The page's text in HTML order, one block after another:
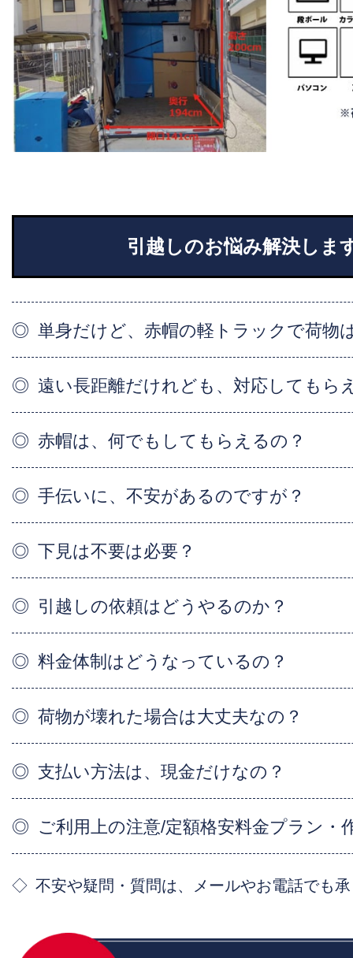
引越しのお悩み解決しま
単身だけど、赤帽の軽トラックで荷物
遠い長距離だけれども、対応してもら
赤帽は、何でもしてもらえるの？
手伝いに、不安があるのですが？
下見は不要は必要？
引越しの依頼はどうやるのか？
料金体制はどうなっているの？
荷物が壊れた場合は大丈夫なの？
支払い方法は、現金だけなの？
ご利用上の注意/定額格安料金プラン・
不安や疑問・質問は、メールやお電話でも